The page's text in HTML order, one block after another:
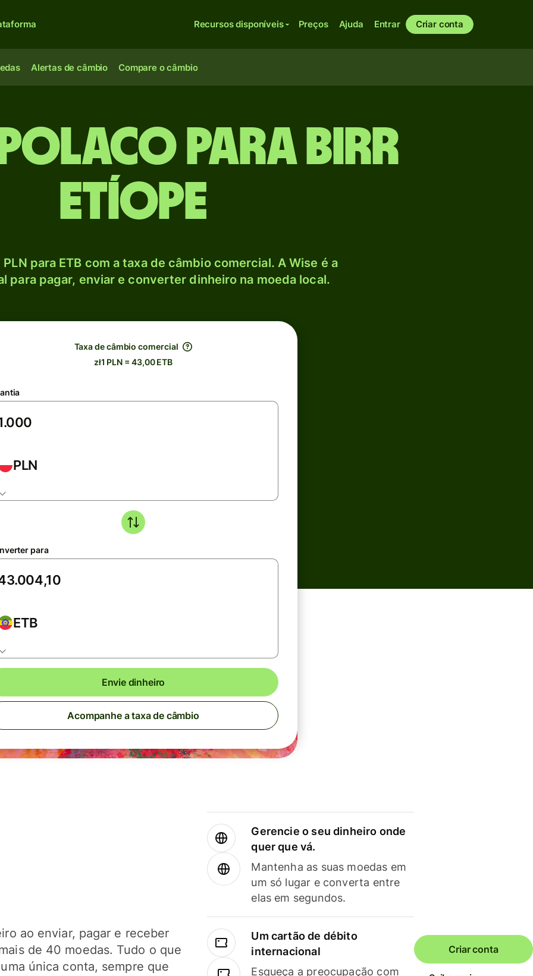
Recursos disponíveis Preços Ajuda Entrar Criar conta
Alertas de câmbio Compare o câmbio
para Birr
etíope
para ETB com a taxa de câmbio comercial. A Wise é a
para pagar, enviar e converter dinheiro na moeda local.
Taxa de câmbio comercial
zł1 PLN = 43,00 ETB
PLN
para
ETB
Envie dinheiro
Acompanhe a taxa de câmbio
ao enviar, pagar e receber
de 40 moedas. Tudo o que
única conta, sempre que
Gerencie o seu dinheiro onde
quer que vá.
Mantenha as suas moedas em
um só lugar e converta entre
elas em segundos.
Um cartão de débito
internacional
Esqueça a preocupação com
Criar conta